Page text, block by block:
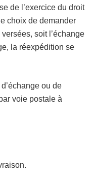
de l’exercice du droit
choix de demander
soit l’échange
la réexpédition se
ou de
voie postale à